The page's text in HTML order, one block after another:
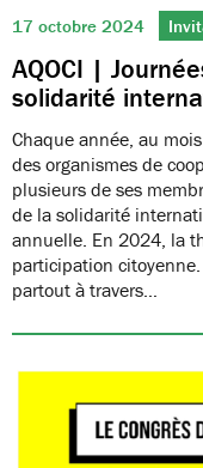
17 octobre 2024
AQOCI |
solidarité
Chaque année, au
des organismes de
plusieurs de ses
de la solidarité
annuelle. En 2024, la
participation
partout à travers…